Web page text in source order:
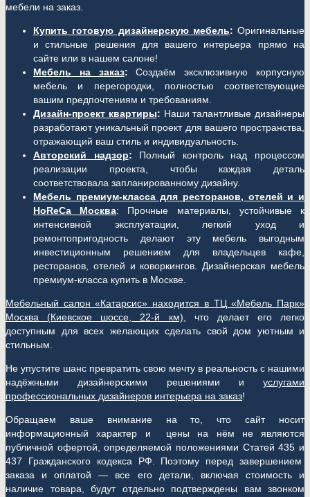
мебели на заказ.
Купить готовую дизайнерскую мебель: Оригинальные
и стильные решения для вашего интерьера прямо на
сайте или в нашем салоне!
Мебель на заказ: Создаём эксклюзивную корпусную
мебель и перегородки, полностью соответствующие
вашим предпочтениям и требованиям.
Дизайн-проект квартиры: Наши талантливые дизайнеры
разработают уникальный проект для вашего пространства,
отражающий ваш стиль и индивидуальность.
Авторский надзор: Полный контроль над процессом
реализации проекта, чтобы каждая деталь
соответствовала запланированному дизайну.
Мебель премиум-класса для ресторанов, отелей и и
HoReCa Москва: Прочные материалы, устойчивые к
интенсивной эксплуатации, легкий уход и
ремонтопригодность делают эту мебель выгодным
инвестиционным решением для владельцев кафе,
ресторанов, отелей и коворкингов. Дизайнерская мебель
премиум-класса купить в Москве.
Мебельный салон «Катарсис» находится в ТЦ «Мебель Парк»
Москва (Киевское шоссе, 22-й км) , что делает его легко
доступным для всех желающих сделать свой дом уютным и
стильным.
Не упустите шанс превратить свою мечту в реальность с нашими
надёжными дизайнерскими решениями и услугами
профессиональных дизайнеров интерьера на заказ!
Обращаем ваше внимание на то, что сайт носит
информационный характер и цены на нём не являются
публичной офертой, определяемой положениями Статей 435 и
437 Гражданского кодекса РФ. Поэтому перед завершением
заказа и оплатой — все его детали, включая стоимость и
наличие товара, будут отдельно подтверждены вам звонком